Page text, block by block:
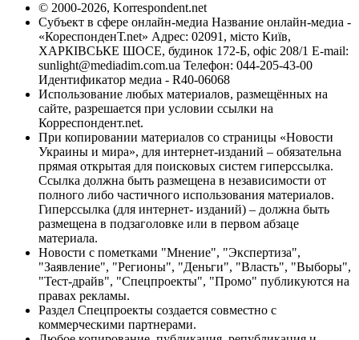
© 2000-2026, Korrespondent.net
Субъект в сфере онлайн-медиа Название онлайн-медиа -
«КореспонденТ.net» Адрес: 02091, місто Київ,
ХАРКІВСЬКЕ ШОСЕ, будинок 172-Б, офіс 208/1 E-mail:
sunlight@mediadim.com.ua Телефон: 044-205-43-00
Идентификатор медиа - R40-06068
Использование любых материалов, размещённых на
сайте, разрешается при условии ссылки на
Корреспондент.net.
При копировании материалов со страницы «Новости
Украины и мира», для интернет-изданий – обязательна
прямая открытая для поисковых систем гиперссылка.
Ссылка должна быть размещена в независимости от
полного либо частичного использования материалов.
Гиперссылка (для интернет- изданий) – должна быть
размещена в подзаголовке или в первом абзаце
материала.
Новости с пометками "Мнение", "Экспертиза",
"Заявление", "Регионы", "Деньги", "Власть", "Выборы",
"Тест-драйв", "Спецпроекты", "Промо" публикуются на
правах рекламы.
Раздел Спецпроекты создается совместно с
коммерческими партнерами.